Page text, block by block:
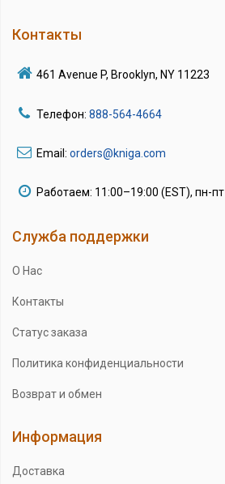
Контакты
461 Avenue P, Brooklyn, NY 11223
Телефон: 888-564-4664
Email: orders@kniga.com
Работаем: 11:00–19:00 (EST), пн-пт
Служба поддержки
О Нас
Контакты
Статус заказа
Политика конфиденциальности
Возврат и обмен
Информация
Доставка